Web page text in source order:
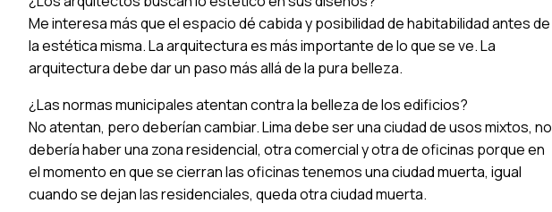
Me interesa más que el espacio dé cabida y posibilidad de habitabilidad antes de
la estética misma. La arquitectura es más importante de lo que se ve. La
arquitectura debe dar un paso más allá de la pura belleza.
¿Las normas municipales atentan contra la belleza de los edificios?
No atentan, pero deberían cambiar. Lima debe ser una ciudad de usos mixtos, no
debería haber una zona residencial, otra comercial y otra de oficinas porque en
el momento en que se cierran las oficinas tenemos una ciudad muerta, igual
cuando se dejan las residenciales, queda otra ciudad muerta.